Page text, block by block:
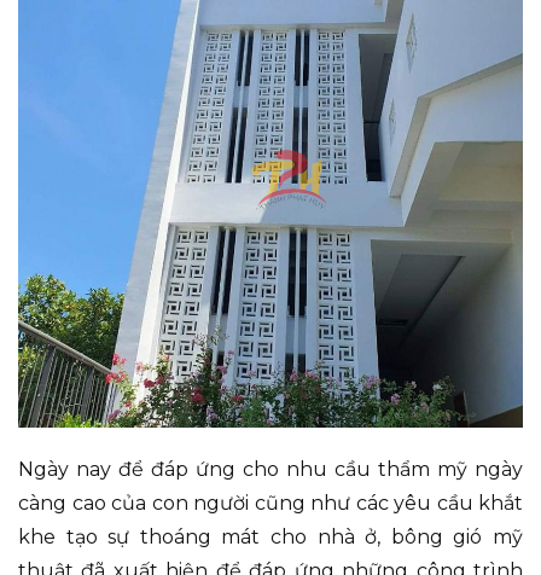
Ngày nay để đáp ứng cho nhu cầu thẩm mỹ ngày
càng cao của con người cũng như các yêu cầu khắt
khe tạo sự thoáng mát cho nhà ở, bông gió mỹ